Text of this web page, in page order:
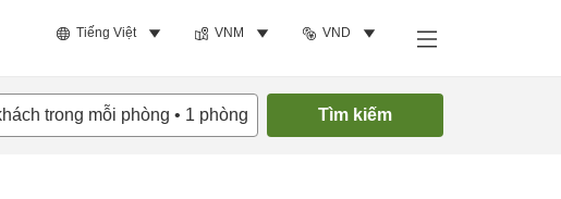
Tiếng Việt VNM VND
trong mỗi phòng • 1 phòng Tìm kiếm